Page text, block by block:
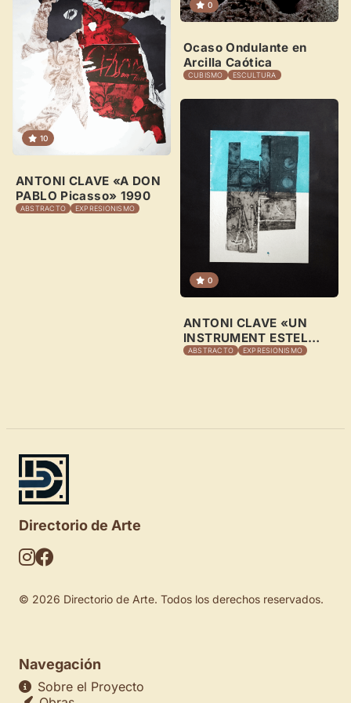
10
ANTONI CLAVE «A DON
PABLO Picasso» 1990
ABSTRACTO EXPRESIONISMO
0
Ocaso Ondulante en
Arcilla Caótica
CUBISMO ESCULTURA
0
ANTONI CLAVE «UN
INSTRUMENT ESTEL
BLANC,ESTELS AND
ABSTRACTO EXPRESIONISMO
Directorio de Arte
© 2026 Directorio de Arte. Todos los derechos reservados.
Navegación
Sobre el Proyecto